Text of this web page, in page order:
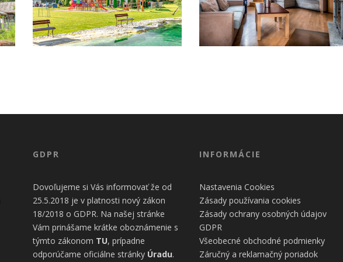
GDPR
Dovoľujeme si Vás informovať že od
25.5.2018 je v platnosti nový zákon
18/2018 o GDPR. Na našej stránke
Vám prinášame krátke oboznámenie s
týmto zákonom TU, prípadne
odporúčame oficiálne stránky Úradu.
INFORMÁCIE
Nastavenia Cookies
Zásady používania cookies
Zásady ochrany osobných údajov
GDPR
Všeobecné obchodné podmienky
Záručný a reklamačný poriadok
návštevníci
používajú
našu stránku,
aby sme ju
informácie
vylepšenie
základ:
súhlas
návštevníka
Používateľská